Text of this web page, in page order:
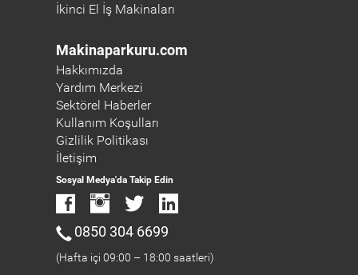
İkinci El İş Makinaları
Makinaparkuru.com
Hakkımızda
Yardım Merkezi
Sektörel Haberler
Kullanım Koşulları
Gizlilik Politikası
İletişim
Sosyal Medya'da Takip Edin
0850 304 6699
(Hafta içi 09:00 – 18:00 saatleri)